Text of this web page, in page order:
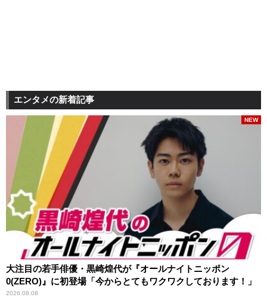
エンタメの新着記事
大注目の若手俳優・黒崎煌代が『オールナイトニッポン
0(ZERO)』に初登場「今からとてもワクワクしております！」
2026.08.08
NEW